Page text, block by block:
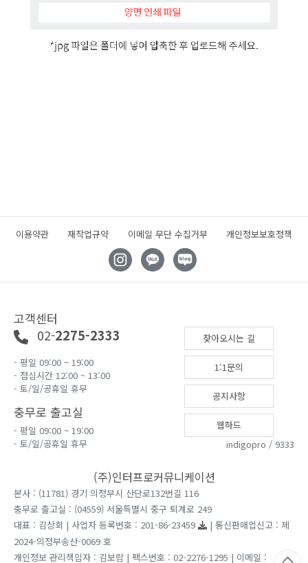
이용약관 재작업규약 이메일 무단 수집거부 개인정보보호정책
고객센터
02-2275-2333
- 평일 09:00 ~ 19:00
- 점심시간 12:00 ~ 13:00
- 토/일/공휴일 휴무
충무로 출고실
- 평일 09:00 ~ 19:00
- 토/일/공휴일 휴무
찾아오시는 길
1:1문의
공지사항
웹하드
indigopro / 9333
(주)인터프로커뮤니케이션
본사 : (11781) 경기 의정부시 산단로132번길 116
충무로 출고실 : (04559) 서울특별시 중구 퇴계로 249
대표 : 김상회 | 사업자 등록번호 : 201-86-23459
| 통신판매업신고 : 제
2024-의정부송산-0069 호
개인정보 관리책임자 : 김보람 | 팩스번호 : 02-2276-1295 | 이메일 :